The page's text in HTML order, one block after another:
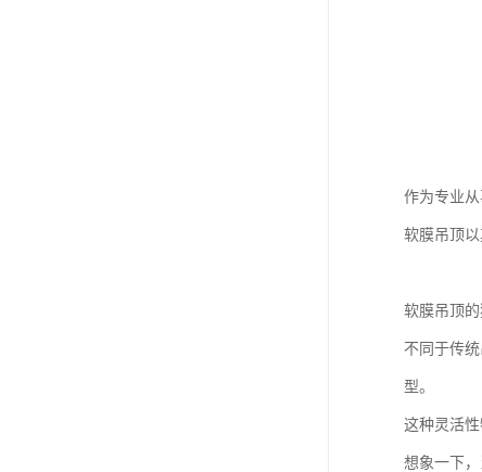
作为专业
软膜吊顶
软膜吊顶的
不同于传
型。
这种灵活
想象一下